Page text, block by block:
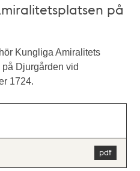
på
Kungliga Amiralitets
Djurgården vid
1724.